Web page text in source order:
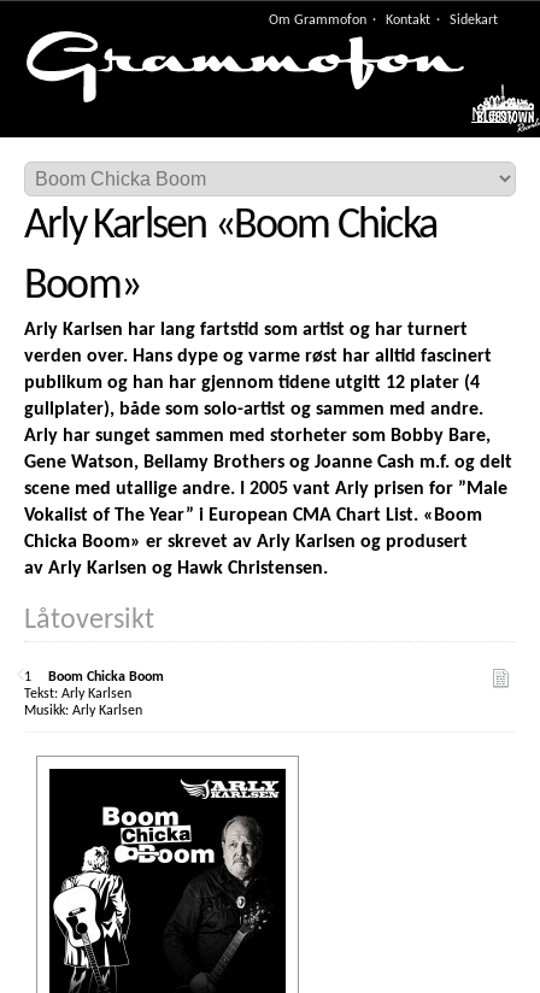
Om Grammofon Kontakt Sidekart
Meny
Arly Karlsen «Boom Chicka
Boom»
Arly Karlsen har lang fartstid som artist og har turnert
verden over. Hans dype og varme røst har alltid fascinert
publikum og han har gjennom tidene utgitt 12 plater (4
gullplater), både som solo-artist og sammen med andre.
Arly har sunget sammen med storheter som Bobby Bare,
Gene Watson, Bellamy Brothers og Joanne Cash m.f. og delt
scene med utallige andre. I 2005 vant Arly prisen for ”Male
Vokalist of The Year” i European CMA Chart List. «Boom
Chicka Boom» er skrevet av Arly Karlsen og produsert
av Arly Karlsen og Hawk Christensen.
Låtoversikt
1
Boom Chicka Boom
Arly Karlsen
Arly Karlsen